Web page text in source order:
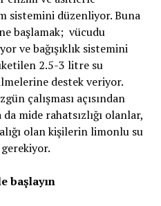
sistemini düzenliyor. Buna
başlamak; vücudu
ve bağışıklık sistemini
2.5-3 litre su
destek veriyor.
çalışması açısından
mide rahatsızlığı olanlar,
olan kişilerin limonlu su
başlayın